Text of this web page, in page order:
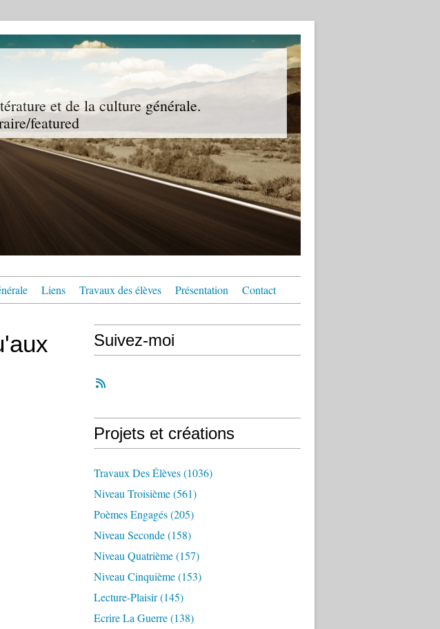
et de la culture générale.
featured
Liens Travaux des élèves Présentation Contact
Suivez-moi
Projets et créations
Travaux Des Élèves(1036)
Niveau Troisième(561)
Poèmes Engagés(205)
Niveau Seconde(158)
Niveau Quatrième(157)
Niveau Cinquième(153)
Lecture-Plaisir(145)
Ecrire La Guerre(138)